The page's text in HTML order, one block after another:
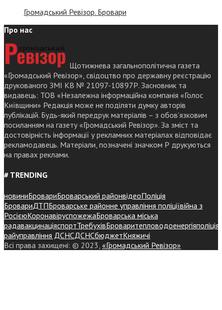
Громадський Ревізор. Бровари
Про нас
Щотижнева загальнополітична газета
«Громадський Ревізор», свідоцтво про державну реєстрацію
друкованого ЗМІ КВ № 21097-10897Р. Засновник та
видавець: ТОВ «Незалежна інформаційна компанія «Голос
Київщини» Редакція може не поділяти думку авторів
публікацій. Будь-який передрук матеріалів – з обов’язковим
посиланням на газету «Громадський Ревізор». За зміст та
достовірність інформації у рекламних матеріалах відповідає
рекламодавець. Матеріали, позначені значком Р друкуються
на правах реклами.
# TRENDING
новиниБровариБроварський районвідеоПоліція
БровариДТПБроварське районне управління поліціївійна з
РосієюКоронавіруспожежаБроварська міська
радавакцинаціяспортТребухівБроваритепловодоенергіяполіція
райуправління ДСНСДСНСбюджетКняжичі
Всі права захищені: © 2023, «Громадський Ревізор»